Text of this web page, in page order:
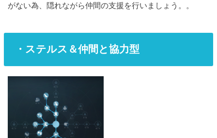
がない為、隠れながら仲間の支援を行いましょう。。
・ステルス＆仲間と協力型